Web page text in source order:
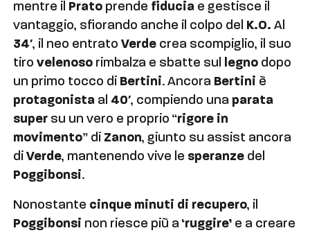
mentre il Prato prende fiducia e gestisce il
vantaggio, sfiorando anche il colpo del
K.O. Al
34′, il neo entratoVerde crea scompiglio, il suo
tirovelenoso rimbalza e sbatte sul legno dopo
un primo tocco di Bertini. Ancora Bertini è
protagonista al 40′, compiendo una parata
super su un vero e proprio “rigore in
movimento” di Zanon, giunto su assist ancora
diVerde, mantenendo vive le speranze del
Poggibonsi.
Nonostante cinque minuti di recupero, il
Poggibonsi non riesce più a‘ruggire’ e a creare